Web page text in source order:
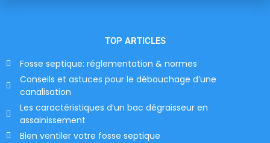
TOP ARTICLES
Fosse septique: réglementation & normes
Conseils et astuces pour le débouchage d’une
canalisation
Les caractéristiques d’un bac dégraisseur en
assainissement
Bien ventiler votre fosse septique